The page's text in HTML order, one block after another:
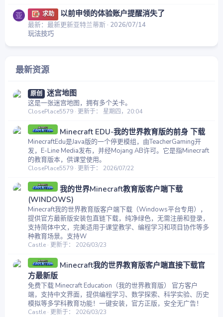
亚 求助 以前申领的体验账户提醒消失了
最新：最新更新亚特兰蒂斯 2026/07/14
玩法技巧
最新资源
原创 迷宫地图
这是一张迷宫地图，拥有多个关卡。
ClosePlace5579 更新于： 星期四，20:04
Minecraft EDU-我的世界教育版的前身 下载
MinecraftEdu是Java版的一个停更模组，由TeacherGaming开
发，E-Line Media发布，并经Mojang AB许可。它是指Minecraft
的教育版本，供课堂使用。
ClosePlace5579 更新于： 2026/07/22
我的世界Minecraft教育版客户端下载
(WINDOWS)
Minecraft我的世界教育版客户端下载（Windows平台专用），
提供官方最新版安装包直链下载，纯净绿色，无需注册和登录，
支持简体中文，完美适用于课堂教学、编程学习和项目协作等多
种教育场景。支持W
Castle 更新于： 2026/03/23
Minecraft我的世界教育版客户端直接下载官
方最新版
免费下载 Minecraft Education（我的世界教育版） 官方客户
端，支持中文界面，提供编程学习、数学探索、科学实验、历史
模拟等多学科教育功能！一键安装，官方正版，安全无广告！
Castle 更新于： 2026/03/23